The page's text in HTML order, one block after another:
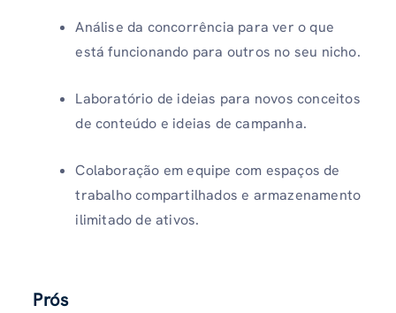
Análise da concorrência para ver o que
está funcionando para outros no seu nicho.
Laboratório de ideias para novos conceitos
de conteúdo e ideias de campanha.
Colaboração em equipe com espaços de
trabalho compartilhados e armazenamento
ilimitado de ativos.
Prós